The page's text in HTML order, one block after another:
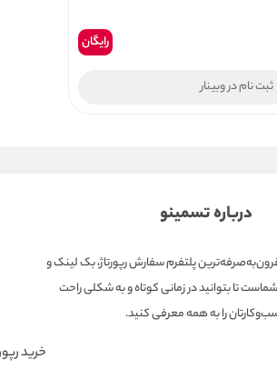
رایگان
ثبت نام در وبینار
درباره تسمینو
پلتفرم سفارش رپورتاژ، بک لینک و
تا بتوانید در زمانی کوتاه و به شکلی راحت
را به همه معرفی کنید.
خرید